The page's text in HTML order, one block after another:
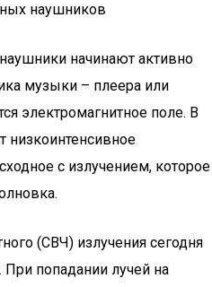
наушников
начинают активно
музыки – плеера или
электромагнитное поле. В
низкоинтенсивное
с излучением, которое
(СВЧ) излучения сегодня
попадании лучей на